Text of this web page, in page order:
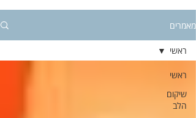
מאמרים
ראשי
שיקום
הלב
ראשי